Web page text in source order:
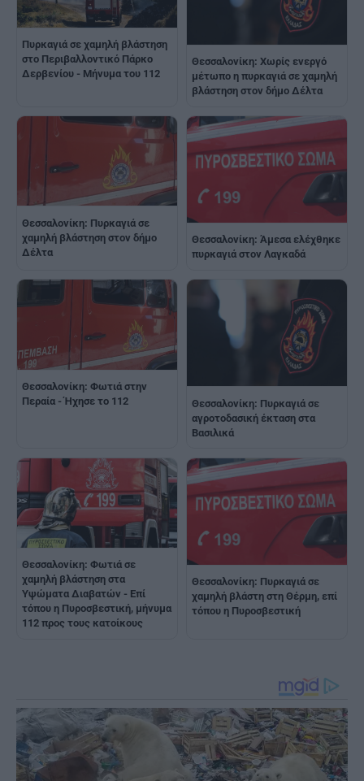
Πυρκαγιά σε χαμηλή βλάστηση
στο Περιβαλλοντικό Πάρκο
Δερβενίου - Μήνυμα του 112
Θεσσαλονίκη: Χωρίς ενεργό
μέτωπο η πυρκαγιά σε χαμηλή
βλάστηση στον δήμο Δέλτα
Θεσσαλονίκη: Πυρκαγιά σε
χαμηλή βλάστηση στον δήμο
Δέλτα
Θεσσαλονίκη: Άμεσα ελέχθηκε
πυρκαγιά στον Λαγκαδά
Θεσσαλονίκη: Φωτιά στην
Περαία - Ήχησε το 112
Θεσσαλονίκη: Πυρκαγιά σε
αγροτοδασική έκταση στα
Βασιλικά
Θεσσαλονίκη: Φωτιά σε
χαμηλή βλάστηση στα
Υψώματα Διαβατών - Επί
τόπου η Πυροσβεστική, μήνυμα
112 προς τους κατοίκους
Θεσσαλονίκη: Πυρκαγιά σε
χαμηλή βλάστη στη Θέρμη, επί
τόπου η Πυροσβεστική